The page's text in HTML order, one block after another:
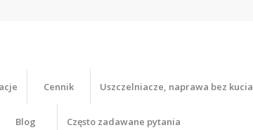
Cennik Uszczelniacze, naprawa bez kucia
Blog Często zadawane pytania